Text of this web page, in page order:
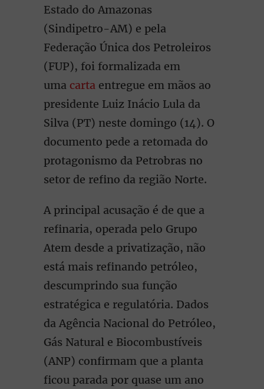
Estado do Amazonas
(Sindipetro-AM) e pela
Federação Única dos Petroleiros
(FUP), foi formalizada em
uma carta entregue em mãos ao
presidente Luiz Inácio Lula da
Silva (PT) neste domingo (14). O
documento pede a retomada do
protagonismo da Petrobras no
setor de refino da região Norte.
A principal acusação é de que a
refinaria, operada pelo Grupo
Atem desde a privatização, não
está mais refinando petróleo,
descumprindo sua função
estratégica e regulatória. Dados
da Agência Nacional do Petróleo,
Gás Natural e Biocombustíveis
(ANP) confirmam que a planta
ficou parada por quase um ano